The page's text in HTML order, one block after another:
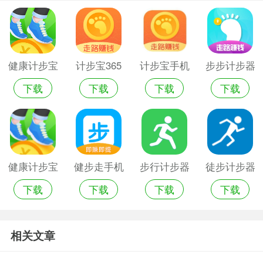
健康计步宝
app
下载
计步宝365
红包版
下载
计步宝手机
版
下载
步步计步器
下载
健康计步宝
官网版
下载
健步走手机
计步器软件
下载
步行计步器
app
下载
徒步计步器
下载
相关文章